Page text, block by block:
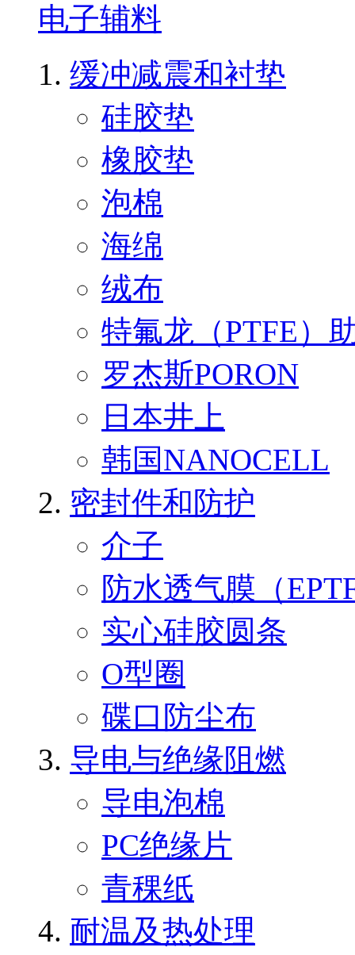
电子辅料
缓冲减震和衬垫
硅胶垫
橡胶垫
泡棉
海绵
绒布
特氟龙（PTFE）
罗杰斯PORON
日本井上
韩国NANOCELL
密封件和防护
介子
防水透气膜（
实心硅胶圆条
O型圈
碟口防尘布
导电与绝缘阻燃
导电泡棉
PC绝缘片
青稞纸
耐温及热处理